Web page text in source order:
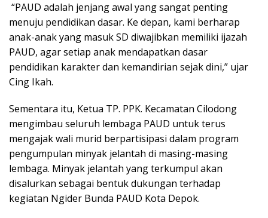
“PAUD adalah jenjang awal yang sangat penting
menuju pendidikan dasar. Ke depan, kami berharap
anak-anak yang masuk SD diwajibkan memiliki ijazah
PAUD, agar setiap anak mendapatkan dasar
pendidikan karakter dan kemandirian sejak dini,” ujar
Cing Ikah.
Sementara itu, Ketua TP. PPK. Kecamatan Cilodong
mengimbau seluruh lembaga PAUD untuk terus
mengajak wali murid berpartisipasi dalam program
pengumpulan minyak jelantah di masing-masing
lembaga. Minyak jelantah yang terkumpul akan
disalurkan sebagai bentuk dukungan terhadap
kegiatan Ngider Bunda PAUD Kota Depok.